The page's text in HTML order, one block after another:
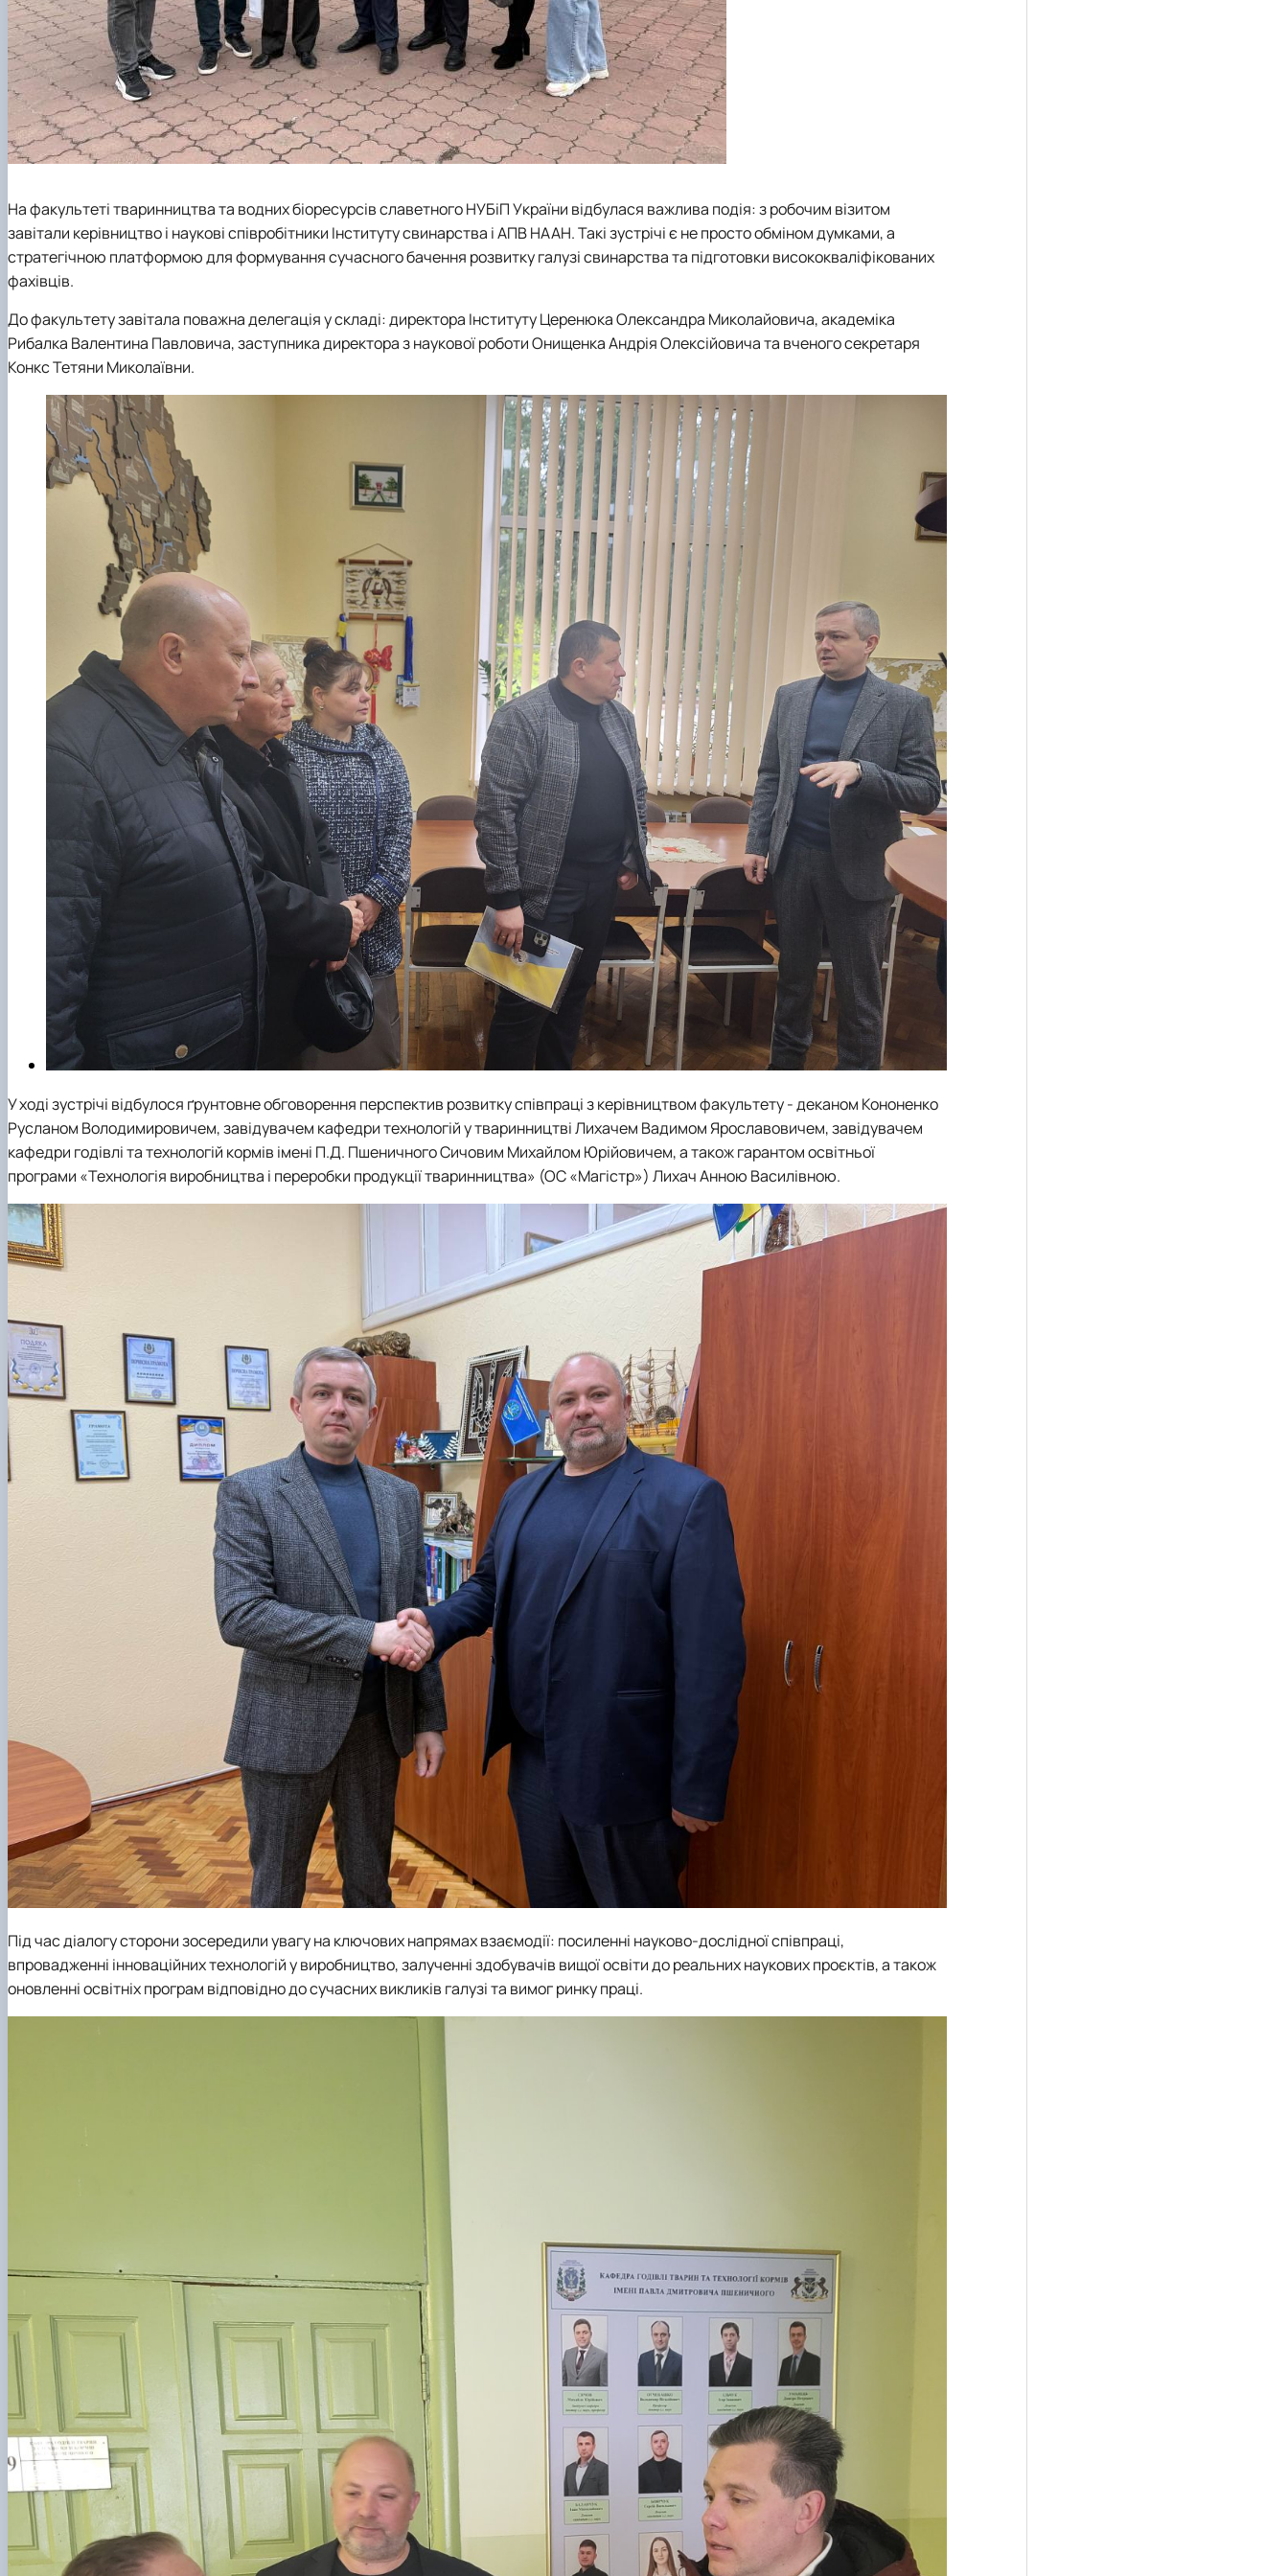
На факультеті тваринництва та водних біоресурсів славетного НУБіП України відбулася важлива подія: з робочим візитом
завітали керівництво і наукові співробітники Інституту свинарства і АПВ НААН. ️Такі зустрічі є не просто обміном думками, а
стратегічною платформою для формування сучасного бачення розвитку галузі свинарства та підготовки висококваліфікованих
фахівців.
До факультету завітала поважна делегація у складі: директора Інституту Церенюка Олександра Миколайовича, академіка
Рибалка Валентина Павловича, заступника директора з наукової роботи Онищенка Андрія Олексійовича та вченого секретаря
Конкс Тетяни Миколаївни.
У ході зустрічі відбулося ґрунтовне обговорення перспектив розвитку співпраці з керівництвом факультету - деканом Кононенко
Русланом Володимировичем, завідувачем кафедри технологій у тваринництві Лихачем Вадимом Ярославовичем, завідувачем
кафедри годівлі та технологій кормів імені П.Д. Пшеничного Сичовим Михайлом Юрійовичем, а також гарантом освітньої
програми «Технологія виробництва і переробки продукції тваринництва» (ОС «Магістр») Лихач Анною Василівною.
Під час діалогу сторони зосередили увагу на ключових напрямах взаємодії: посиленні науково-дослідної співпраці,
впровадженні інноваційних технологій у виробництво, залученні здобувачів вищої освіти до реальних наукових проєктів, а також
оновленні освітніх програм відповідно до сучасних викликів галузі та вимог ринку праці.